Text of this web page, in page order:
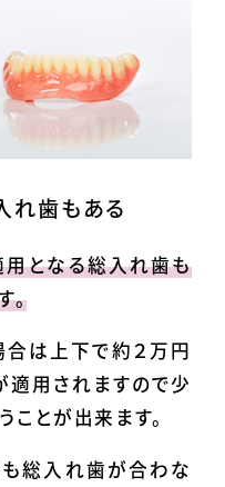
れ歯もある
用となる総入れ歯も
。
は上下で約２万円
適用されますので少
ことが出来ます。
総入れ歯が合わな